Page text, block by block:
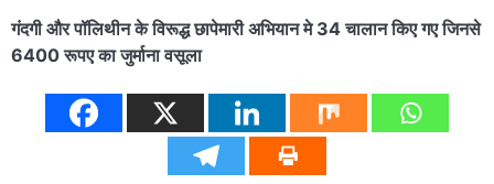
गंदगी और पॉलिथीन के विरूद्ध छापेमारी अभियान मे 34 चालान किए गए जिनसे
6400 रूपए का जुर्माना वसूला